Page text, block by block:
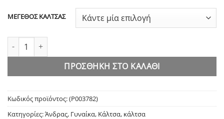
ΜΕΓΕΘΟΣ ΚΑΛΤΣΑΣ
Happy Socks Penguin Κάλτσα ποσότητα
ΠΡΟΣΘΉΚΗ ΣΤΟ ΚΑΛΆΘΙ
Κωδικός προϊόντος:(P003782)
Κατηγορίες:Άνδρας, Γυναίκα, Κάλτσα, κάλτσα